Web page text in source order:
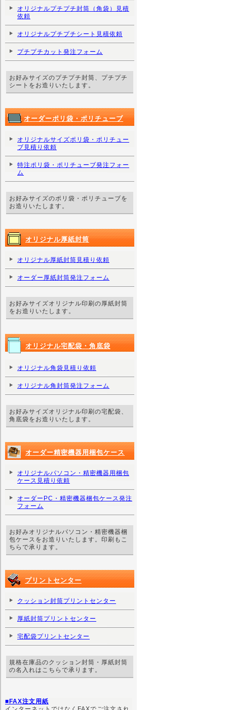
オリジナルプチプチ封筒（角袋）見積
依頼
オリジナルプチプチシート見積依頼
プチプチカット発注フォーム
お好みサイズのプチプチ封筒、プチプチ
シートをお造りいたします。
オーダーポリ袋・ポリチューブ
オリジナルサイズポリ袋・ポリチュー
ブ見積り依頼
特注ポリ袋・ポリチューブ発注フォー
ム
お好みサイズのポリ袋・ポリチューブを
お造りいたします。
オリジナル厚紙封筒
オリジナル厚紙封筒見積り依頼
オーダー厚紙封筒発注フォーム
お好みサイズオリジナル印刷の厚紙封筒
をお造りいたします。
オリジナル宅配袋・角底袋
オリジナル角袋見積り依頼
オリジナル角封筒発注フォーム
お好みサイズオリジナル印刷の宅配袋、
角底袋をお造りいたします。
オーダー精密機器用梱包ケース
オリジナルパソコン・精密機器用梱包
ケース見積り依頼
オーダーPC・精密機器梱包ケース発注
フォーム
お好みオリジナルパソコン・精密機器梱
包ケースをお造りいたします。印刷もこ
ちらで承ります。
プリントセンター
クッション封筒プリントセンター
厚紙封筒プリントセンター
宅配袋プリントセンター
規格在庫品のクッション封筒・厚紙封筒
の名入れはこちらで承ります。
■FAX注文用紙